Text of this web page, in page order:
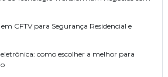
CFTV para Segurança Residencial e
como escolher a melhor para